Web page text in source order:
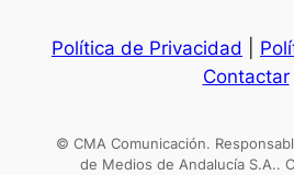
Política de Privacidad
Contactar
© CMA Comunicación.
de Medios de Andalucía S.A..